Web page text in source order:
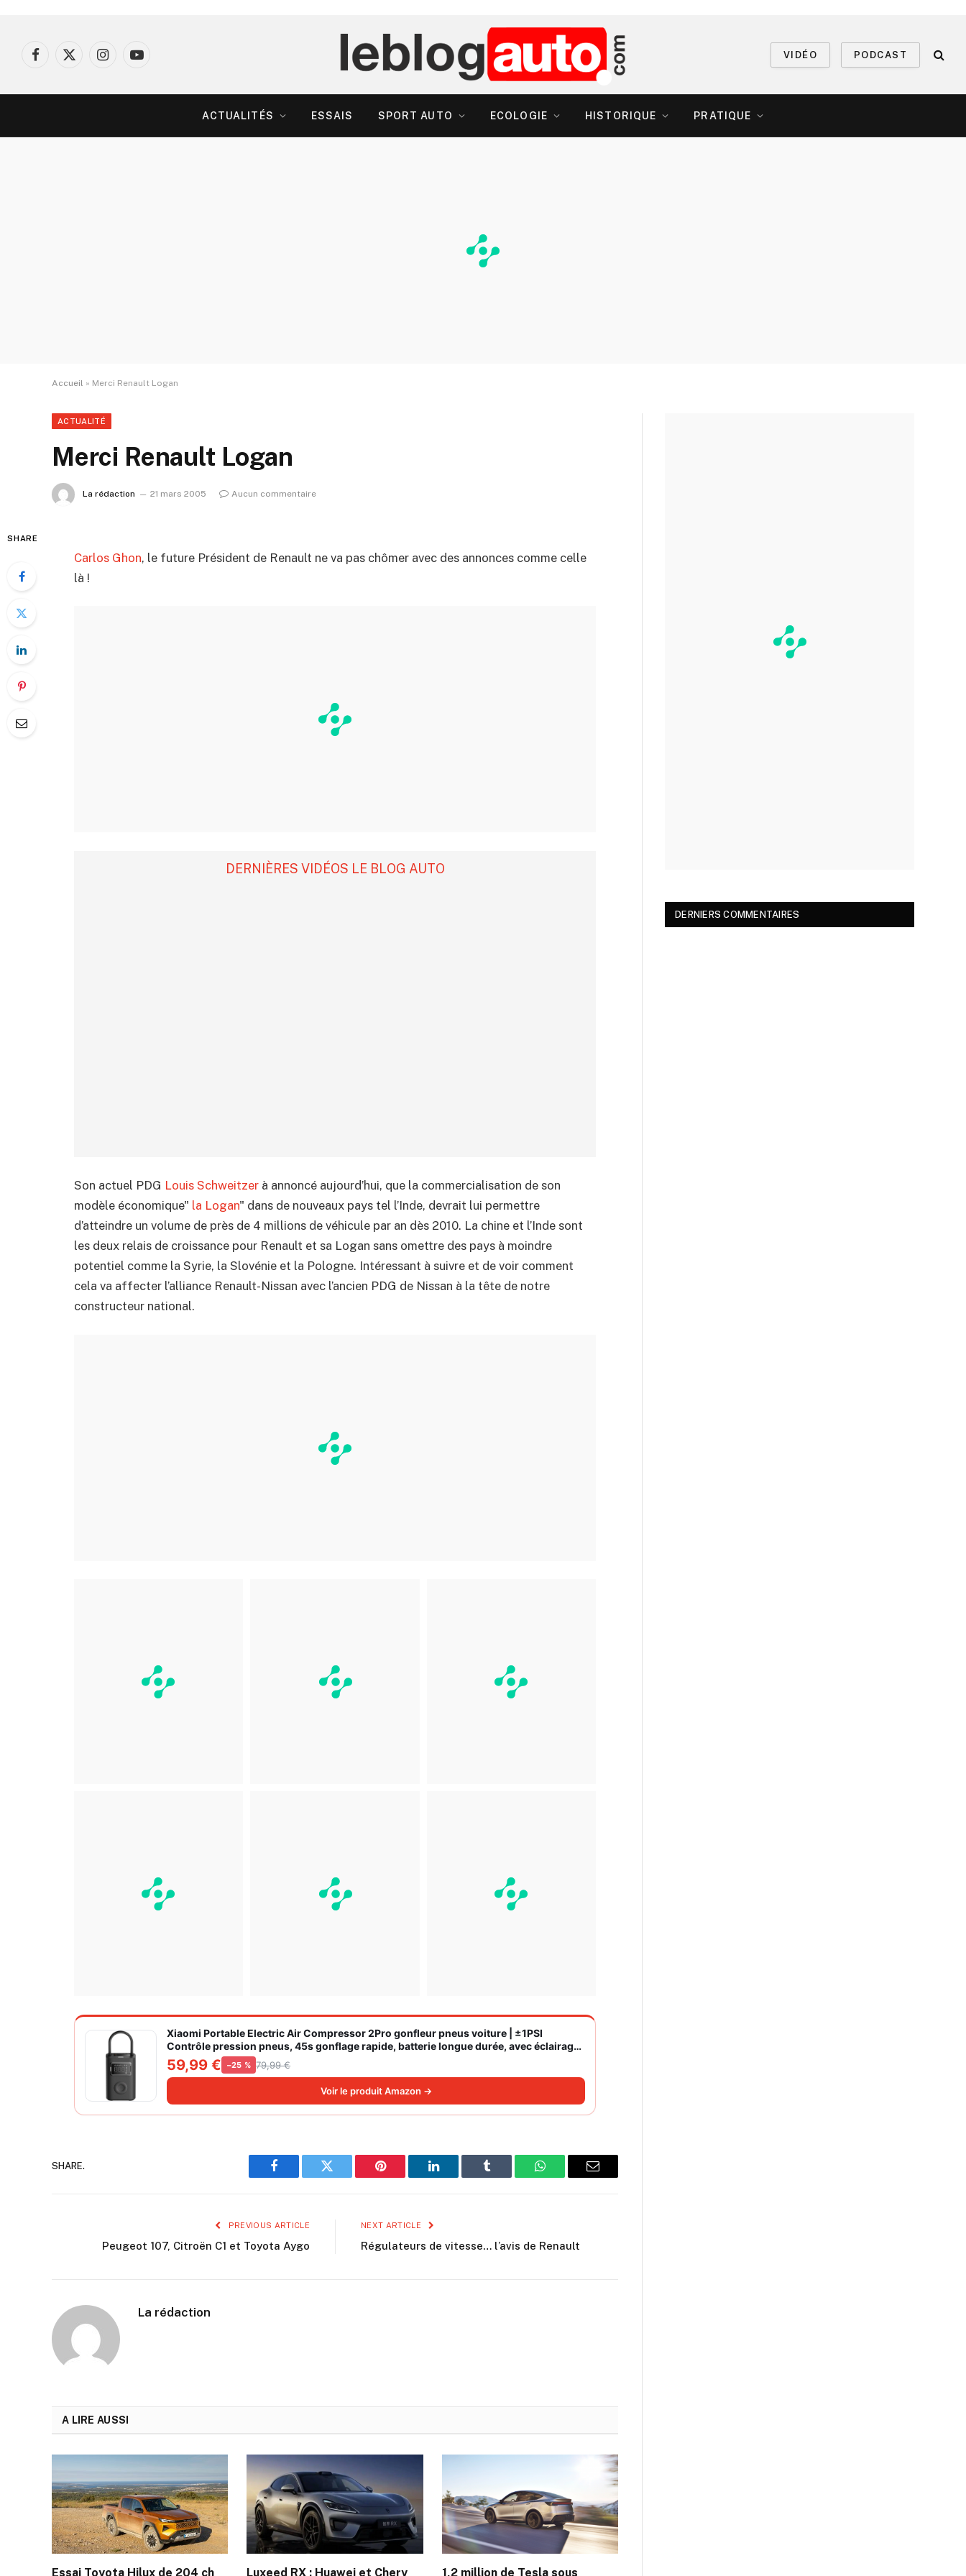
Facebook
X
InstagramYouTube
VIDÉO PODCAST
ACTUALITÉS ESSAIS SPORT AUTO ECOLOGIE HISTORIQUE PRATIQUE
Accueil » Merci Renault Logan
ACTUALITÉ
Merci Renault Logan
La rédaction 21 mars 2005 Aucun commentaire
SHARE
Carlos Ghon, le future Président de Renault ne va pas chômer avec des annonces comme celle
là !
DERNIÈRES VIDÉOS LE BLOG AUTO
Son actuel PDG Louis Schweitzer à annoncé aujourd’hui, que la commercialisation de son
modèle économique" la Logan" dans de nouveaux pays tel l’Inde, devrait lui permettre
d’atteindre un volume de près de 4 millions de véhicule par an dès 2010. La chine et l’Inde sont
les deux relais de croissance pour Renault et sa Logan sans omettre des pays à moindre
potentiel comme la Syrie, la Slovénie et la Pologne. Intéressant à suivre et de voir comment
cela va affecter l’alliance Renault-Nissan avec l’ancien PDG de Nissan à la tête de notre
constructeur national.
Xiaomi Portable Electric Air Compressor 2Pro gonfleur pneus voiture | ±1PSI
Contrôle pression pneus, 45s gonflage rapide, batterie longue durée, avec éclairage,
grand cylindre à air 27 mm
59,99 € −25 % 79,99 €
Voir le produit Amazon →
SHARE.
Facebook Twitter Pinterest LinkedIn Tumblr WhatsAppEmail
PREVIOUS ARTICLE
Peugeot 107, Citroën C1 et Toyota Aygo
NEXT ARTICLE
Régulateurs de vitesse… l’avis de Renault
La rédaction
A LIRE AUSSI
Essai Toyota Hilux de 204 ch Luxeed RX : Huawei et Chery 1,2 million de Tesla sous
DERNIERS COMMENTAIRES